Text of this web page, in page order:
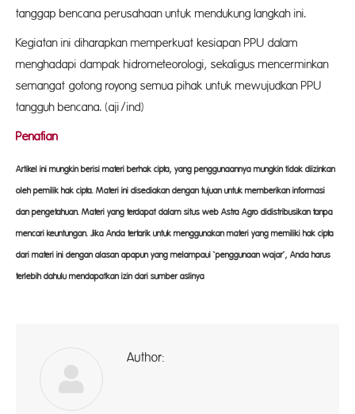
tanggap bencana perusahaan untuk mendukung langkah ini.
Kegiatan ini diharapkan memperkuat kesiapan PPU dalam
menghadapi dampak hidrometeorologi, sekaligus mencerminkan
semangat gotong royong semua pihak untuk mewujudkan PPU
tangguh bencana. (aji/ind)
Penafian
Artikel ini mungkin berisi materi berhak cipta, yang penggunaannya mungkin tidak diizinkan
oleh pemilik hak cipta. Materi ini disediakan dengan tujuan untuk memberikan informasi
dan pengetahuan. Materi yang terdapat dalam situs web Astra Agro didistribusikan tanpa
mencari keuntungan. Jika Anda tertarik untuk menggunakan materi yang memiliki hak cipta
dari materi ini dengan alasan apapun yang melampaui ‘penggunaan wajar’, Anda harus
terlebih dahulu mendapatkan izin dari sumber aslinya
Author: